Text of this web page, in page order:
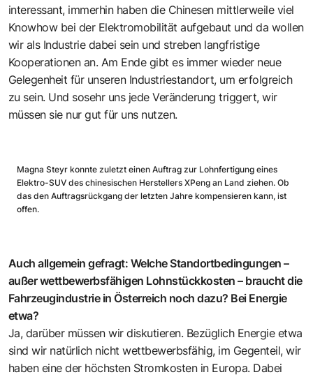
interessant, immerhin haben die Chinesen mittlerweile viel
Knowhow bei der Elektromobilität aufgebaut und da wollen
wir als Industrie dabei sein und streben langfristige
Kooperationen an. Am Ende gibt es immer wieder neue
Gelegenheit für unseren Industriestandort, um erfolgreich
zu sein. Und sosehr uns jede Veränderung triggert, wir
müssen sie nur gut für uns nutzen.
Magna Steyr konnte zuletzt einen Auftrag zur Lohnfertigung eines
Elektro-SUV des chinesischen Herstellers XPeng an Land ziehen. Ob
das den Auftragsrückgang der letzten Jahre kompensieren kann, ist
offen.
Auch allgemein gefragt: Welche Standortbedingungen –
außer wettbewerbsfähigen Lohnstückkosten – braucht die
Fahrzeugindustrie in Österreich noch dazu? Bei Energie
etwa?
Ja, darüber müssen wir diskutieren. Bezüglich Energie etwa
sind wir natürlich nicht wettbewerbsfähig, im Gegenteil, wir
haben eine der höchsten Stromkosten in Europa. Dabei